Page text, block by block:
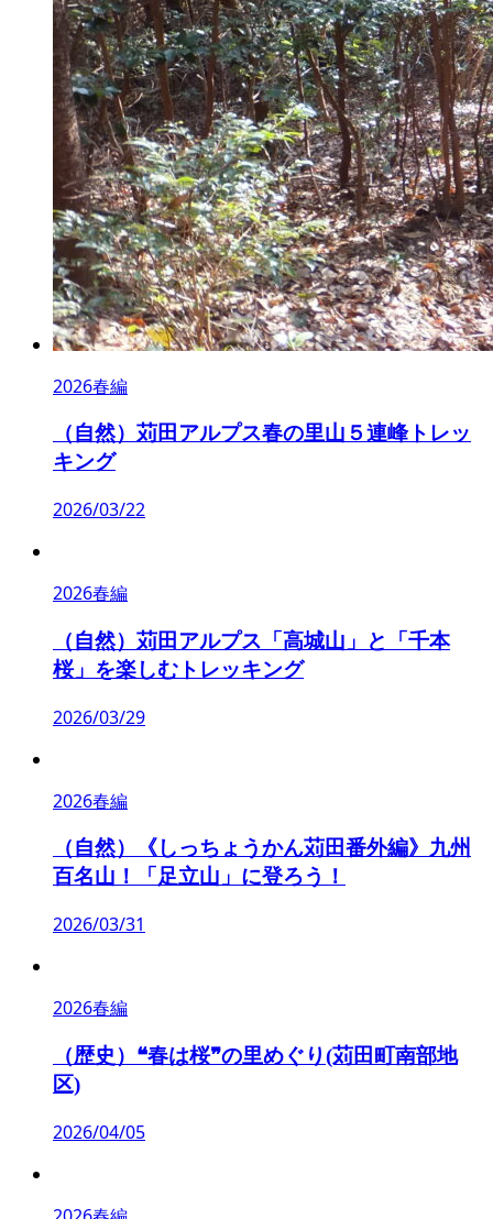
2026春編
（自然）苅田アルプス春の里山５連峰トレッ
キング
2026/03/22
2026春編
（自然）苅田アルプス「高城山」と「千本
桜」を楽しむトレッキング
2026/03/29
2026春編
（自然）《しっちょうかん苅田番外編》九州
百名山！「足立山」に登ろう！
2026/03/31
2026春編
（歴史）❝春は桜❞の里めぐり(苅田町南部地
区)
2026/04/05